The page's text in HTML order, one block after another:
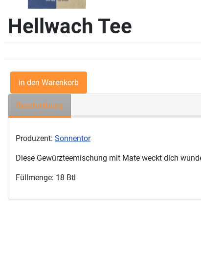
Hellwach Tee
Beschreibung
Produzent: Sonnentor
Diese Gewürzteemischung mit Mate weckt dich
Füllmenge: 18 Btl